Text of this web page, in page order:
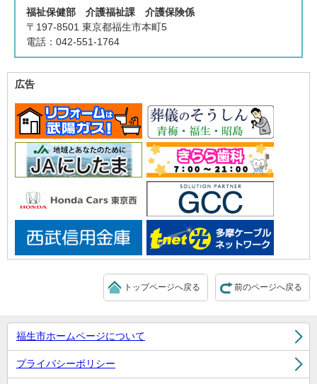
福祉保健部 介護福祉課 介護保険係
〒197-8501 東京都福生市本町5
電話：042-551-1764
広告
前のページへ戻る
トップページへ戻る
福生市ホームページについて
プライバシーポリシー